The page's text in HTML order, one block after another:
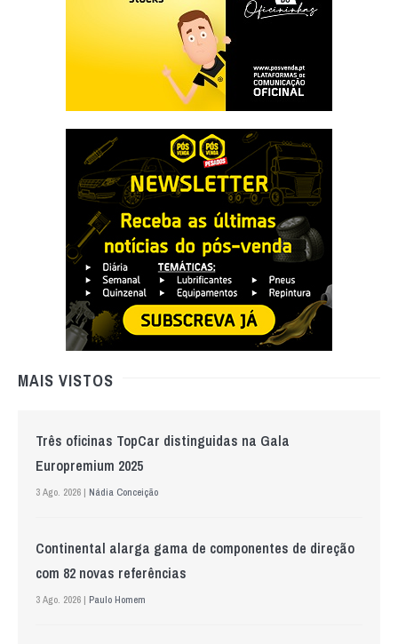
MAIS VISTOS
Três oficinas TopCar distinguidas na Gala
Europremium 2025
3 Ago. 2026 | Nádia Conceição
Continental alarga gama de componentes de direção
com 82 novas referências
3 Ago. 2026 | Paulo Homem